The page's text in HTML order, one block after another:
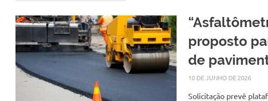
proposto
de
10 DE JUNHO DE 2026
Solicitação prevê